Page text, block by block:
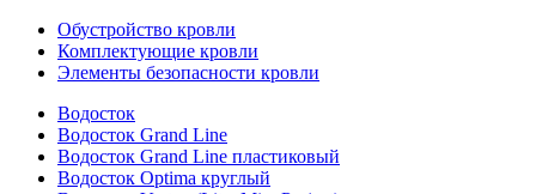
Обустройство кровли
Комплектующие кровли
Элементы безопасности кровли
Водосток
Водосток Grand Line
Водосток Grand Line пластиковый
Водосток Optima круглый